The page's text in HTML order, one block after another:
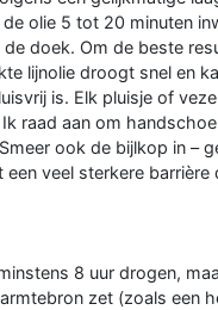
olie 5 tot 20 minuten
doek. Om de beste
lijnolie droogt snel en
is. Elk pluisje of
raad aan om
ook de bijlkop in –
veel sterkere
8 uur drogen,
zet (zoals een